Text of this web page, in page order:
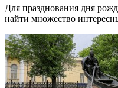
Для празднования дня
найти множество